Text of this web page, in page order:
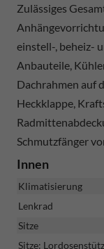
Zulässiges
einstell-, beheiz-
Anbauteile,
Dachrahmen auf
Heckklappe,
Schmutzfänger
Innen
Klimatisierung
Lenkrad
Sitze
Sitze: